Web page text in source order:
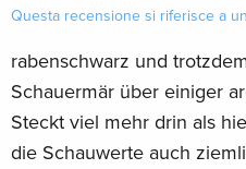
Questa recensione si riferisce a
rabenschwarz und
Schauermär über einiger
Steckt viel mehr drin als
die Schauwerte auch